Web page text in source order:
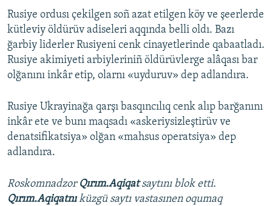
Rusiye ordusı çekilgen soñ azat etilgen köy ve şeerlerde
kütleviy öldürüv adiseleri aqqında belli oldı. Bazı
ğarbiy liderler Rusiyeni cenk cinayetlerinde qabaatladı.
Rusiye akimiyeti arbiyleriniñ öldürüvlerge alâqası bar
olğanını inkâr etip, olarnı «uyduruv» dep adlandıra.
Rusiye Ukrayinağa qarşı basqıncılıq cenk alıp barğanını
inkâr ete ve bunı maqsadı «askeriysizleştirüv ve
denatsifikatsiya» olğan «mahsus operatsiya» dep
adlandıra.
Roskomnadzor Qırım.Aqiqatsaytını blok etti.
Qırım.Aqiqatnıküzgü saytı vastasınen oqumaq